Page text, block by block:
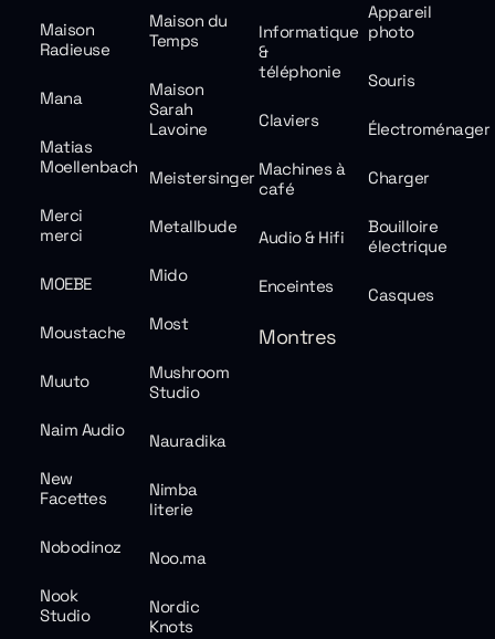
Maison du
Temps
Maison
Radieuse
Maison
Sarah
Lavoine
Mana
Matias
Moellenbach
Meistersinger
Merci
merci
Metallbude
Mido
MOEBE
Most
Moustache
Mushroom
Studio
Muuto
Naim Audio
Nauradika
New
Facettes
Nimba
literie
Nobodinoz
Noo.ma
Nook
Studio
Nordic
Knots
Appareil
photo
Informatique
&
téléphonie
Souris
Claviers
Électroménager
Machines à
café
Charger
Bouilloire
électrique
Audio & Hifi
Enceintes Casques
Montres